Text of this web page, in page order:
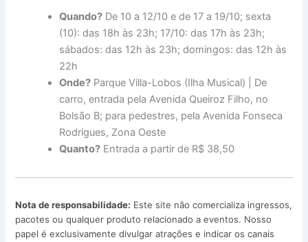
Quando? De 10 a 12/10 e de 17 a 19/10; sexta
(10): das 18h às 23h; 17/10: das 17h às 23h;
sábados: das 12h às 23h; domingos: das 12h às
22h
Onde? Parque Villa-Lobos (Ilha Musical) | De
carro, entrada pela Avenida Queiroz Filho, no
Bolsão B; para pedestres, pela Avenida Fonseca
Rodrigues, Zona Oeste
Quanto? Entrada a partir de R$ 38,50
Nota de responsabilidade: Este site não comercializa ingressos,
pacotes ou qualquer produto relacionado a eventos. Nosso
papel é exclusivamente divulgar atrações e indicar os canais